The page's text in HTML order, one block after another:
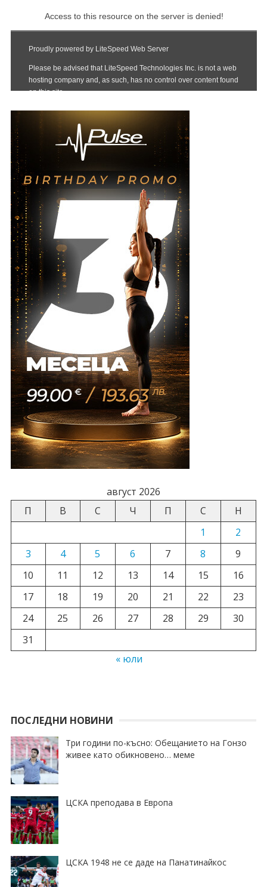
август 2026
П
В С Ч П С
Н
1
2
3
4 5 6 7 8
9
10
11 12 13 14 15
16
17
18 19 20 21 22
23
24
25 26 27 28 29
30
31
« юли
ПОСЛЕДНИ НОВИНИ
Три години по-късно: Обещанието на Гонзо
живее като обикновено… меме
ЦСКА преподава в Европа
ЦСКА 1948 не се даде на Панатинайкос